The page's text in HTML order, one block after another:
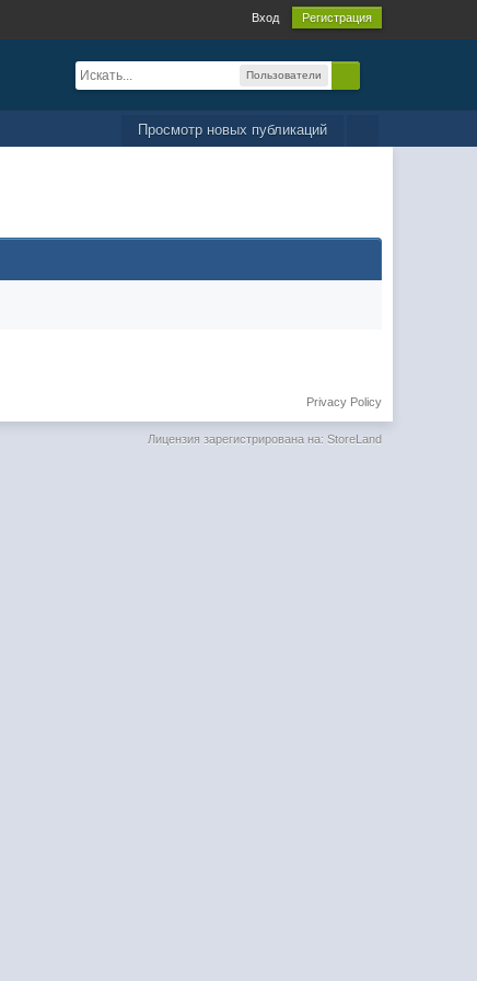
Вход Регистрация
Пользователи
Просмотр новых публикаций
Privacy Policy
Лицензия зарегистрирована на: StoreLand